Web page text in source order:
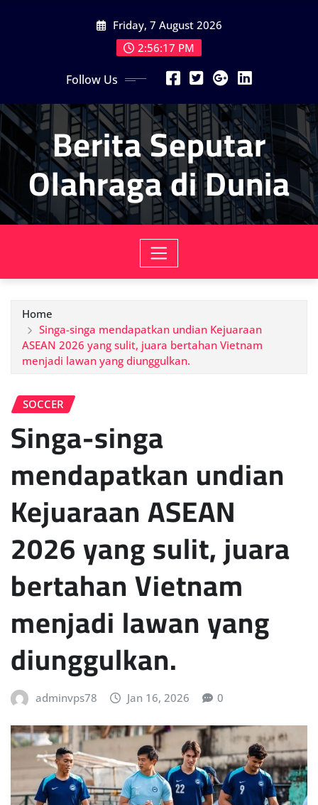
Friday, 7 August 2026
2:56:19 PM
Follow Us
Berita Seputar
Olahraga di Dunia
Home
Singa-singa mendapatkan undian Kejuaraan
ASEAN 2026 yang sulit, juara bertahan Vietnam
menjadi lawan yang diunggulkan.
SOCCER
Singa-singa
mendapatkan undian
Kejuaraan ASEAN
2026 yang sulit, juara
bertahan Vietnam
menjadi lawan yang
diunggulkan.
adminvps78 Jan 16, 2026 0